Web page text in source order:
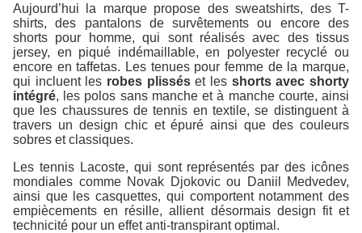
Aujourd’hui la marque propose des sweatshirts, des T-
shirts, des pantalons de survêtements ou encore des
shorts pour homme, qui sont réalisés avec des tissus
jersey, en piqué indémaillable, en polyester recyclé ou
encore en taffetas. Les tenues pour femme de la marque,
qui incluent les robes plisséset les shorts avec shorty
intégré, les polos sans manche et à manche courte, ainsi
que les chaussures de tennis en textile, se distinguent à
travers un design chic et épuré ainsi que des couleurs
sobres et classiques.
Les tennis Lacoste, qui sont représentés par des icônes
mondiales comme Novak Djokovic ou Daniil Medvedev,
ainsi que les casquettes, qui comportent notamment des
empiècements en résille, allient désormais design fit et
technicité pour un effet anti-transpirant optimal.